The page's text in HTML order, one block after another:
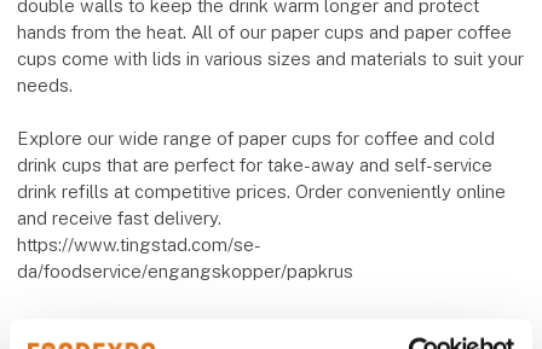
double walls to keep the drink warm longer and protect
hands from the heat. All of our paper cups and paper coffee
cups come with lids in various sizes and materials to suit your
needs.
Explore our wide range of paper cups for coffee and cold
drink cups that are perfect for take-away and self-service
drink refills at competitive prices. Order conveniently online
and receive fast delivery.
https://www.tingstad.com/se-
da/foodservice/engangskopper/papkrus